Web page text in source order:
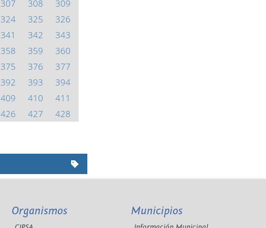
307 308
309
324 325
326
341 342
343
358 359
360
375 376
377
392 393
394
409 410
411
426 427
428
Organismos Municipios